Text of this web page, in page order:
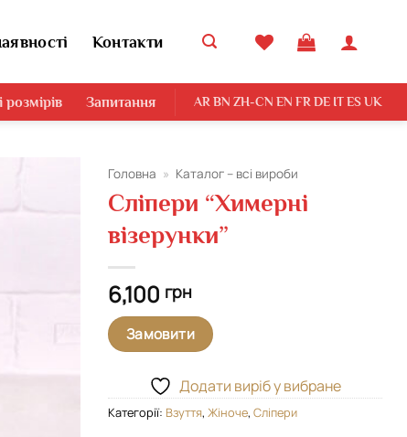
Контакти
розмірів Запитання AR BN ZH-CN EN FR DE IT ES UK
Головна » Каталог – всі вироби
Сліпери “Химерні
візерунки”
6,100 грн
Замовити
Додати виріб у вибране
Категорії: Взуття, Жіноче, Сліпери